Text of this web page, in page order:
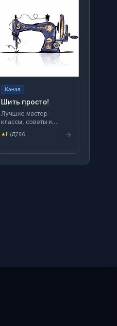
Канал
Шить просто!
Лучшие мастер-
классы, советы и
подсказки для шитья!
Реклама и
https://clck.ru/3QUiBa
★Н/Д786